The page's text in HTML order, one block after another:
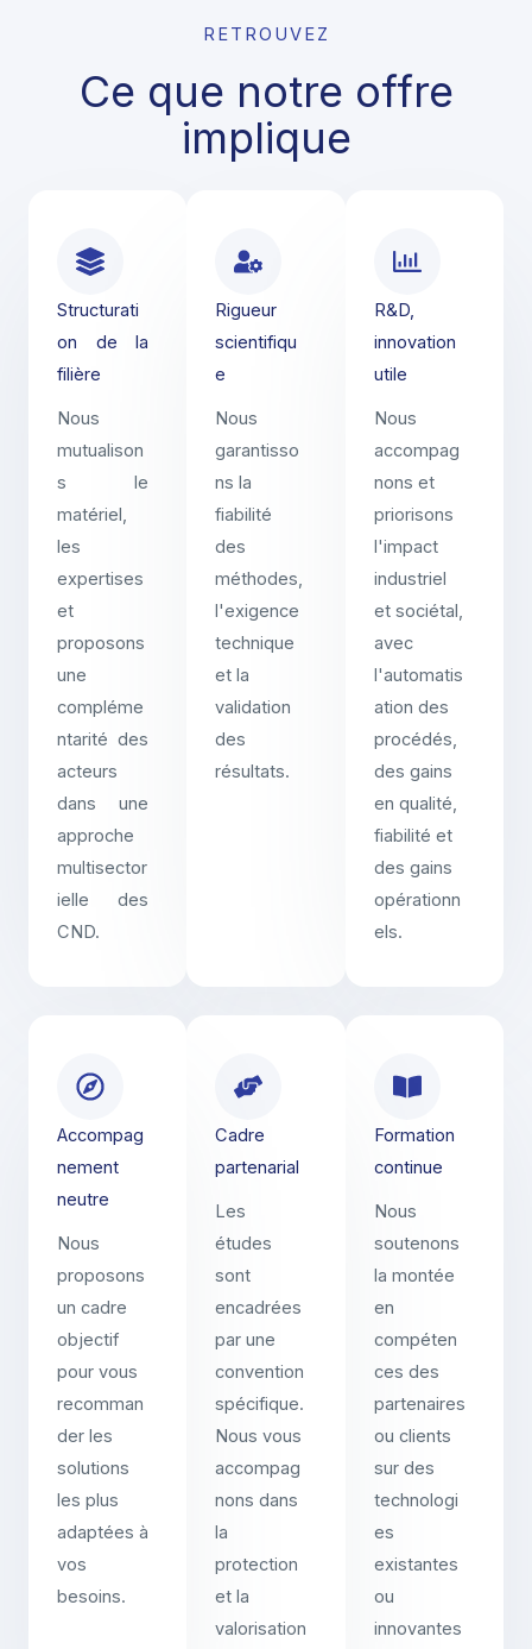
RETROUVEZ
Ce que notre offre
implique
Structurati
on de la
filière
Nous
mutualison
s le
matériel,
les
expertises
et
proposons
une
compléme
ntarité des
acteurs
dans une
approche
multisector
ielle des
CND.
Rigueur
scientifiqu
e
Nous
garantisso
ns la
fiabilité
des
méthodes,
l'exigence
technique
et la
validation
des
résultats.
R&D,
innovation
utile
Nous
accompag
nons et
priorisons
l'impact
industriel
et sociétal,
avec
l'automatis
ation des
procédés,
des gains
en qualité,
fiabilité et
des gains
opérationn
els.
Formation
continue
Nous
soutenons
la montée
en
compéten
ces des
partenaires
ou clients
sur des
technologi
es
existantes
ou
innovantes
Cadre
partenarial
Les
études
sont
encadrées
par une
convention
spécifique.
Nous vous
accompag
nons dans
la
protection
et la
valorisation
Accompag
nement
neutre
Nous
proposons
un cadre
objectif
pour vous
recomman
der les
solutions
les plus
adaptées à
vos
besoins.